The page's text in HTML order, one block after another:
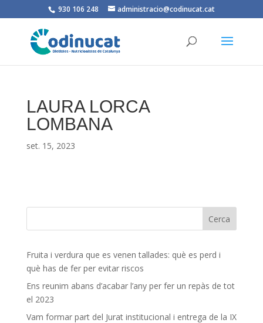
930 106 248 administracio@codinucat.cat
LAURA LORCA
LOMBANA
set. 15, 2023
Fruita i verdura que es venen tallades: què es perd i
què has de fer per evitar riscos
Ens reunim abans d’acabar l’any per fer un repàs de tot
el 2023
Vam formar part del Jurat institucional i entrega de la IX